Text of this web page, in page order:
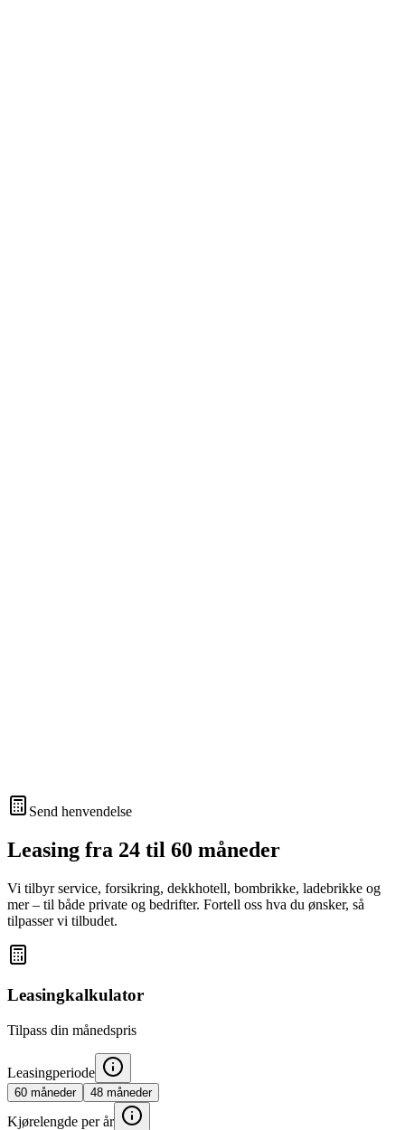
Send henvendelse
Leasing fra 24 til 60 måneder
Vi tilbyr service, forsikring, dekkhotell, bombrikke, ladebrikke og
mer – til både private og bedrifter. Fortell oss hva du ønsker, så
tilpasser vi tilbudet.
Leasingkalkulator
Tilpass din månedspris
Leasingperiode
60 måneder 48 måneder
Kjørelengde per år